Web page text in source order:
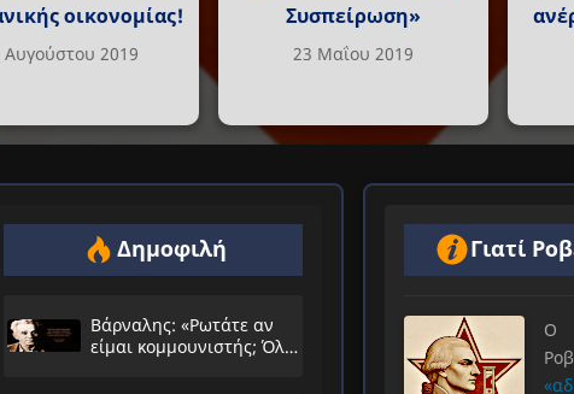
οικονομίας!
Αυγούστου 2019
Συσπείρωση»
23 Μαΐου 2019
Δημοφιλή
Βάρναλης: «Ρωτάτε αν
είμαι κομμουνιστής; Όλο
Γιατί
Ο